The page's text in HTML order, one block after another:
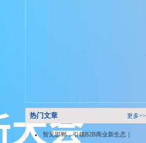
热门文章 更多>>
智见邯郸，引领B2B商业新生态｜